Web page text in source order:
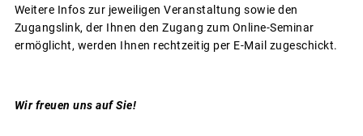
Weitere Infos zur jeweiligen Veranstaltung sowie den
Zugangslink, der Ihnen den Zugang zum Online-Seminar
ermöglicht, werden Ihnen rechtzeitig per E-Mail zugeschickt.
Wir freuen uns auf Sie!